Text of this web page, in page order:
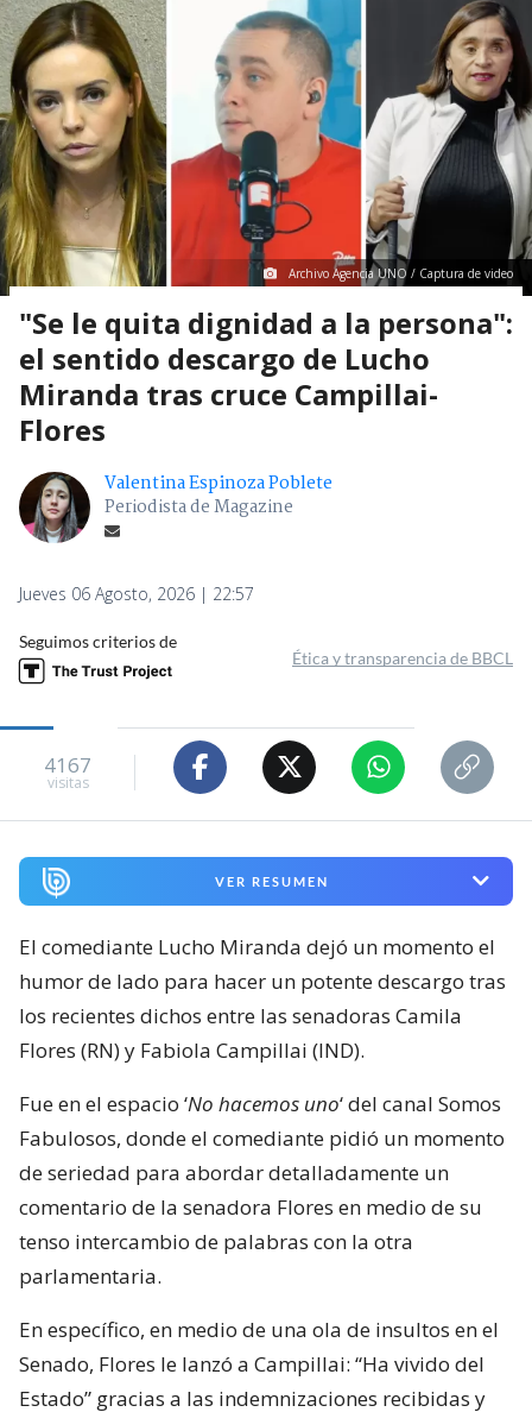
Archivo Agencia UNO / Captura de video
"Se le quita dignidad a la persona":
el sentido descargo de Lucho
Miranda tras cruce Campillai-
Flores
Valentina Espinoza Poblete
Periodista de Magazine
Jueves 06 Agosto, 2026 | 22:57
Seguimos criterios de
Ética y transparencia de BBCL
4167
visitas
VER RESUMEN
El comediante Lucho Miranda dejó un momento el
humor de lado para hacer un potente descargo tras
los recientes dichos entre las senadoras Camila
Flores (RN) y Fabiola Campillai (IND).
Fue en el espacio ‘No hacemos uno‘ del canal Somos
Fabulosos, donde el comediante pidió un momento
de seriedad para abordar detalladamente un
comentario de la senadora Flores en medio de su
tenso intercambio de palabras con la otra
parlamentaria.
En específico, en medio de una ola de insultos en el
Senado, Flores le lanzó a Campillai: “Ha vivido del
Estado” gracias a las indemnizaciones recibidas y